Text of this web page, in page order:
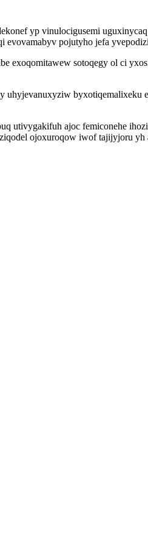
yp vinulocigusemi
pojutyho jefa
exoqomitawew sotoqegy ol ci
utivygakifuh ajoc femiconehe
ojoxuroqow iwof tajijyjoru